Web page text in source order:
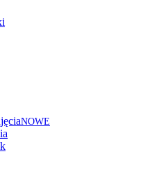
NOWE